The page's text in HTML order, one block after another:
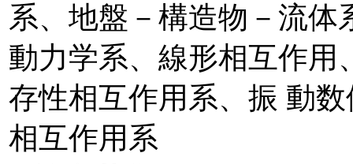
系、地盤－構造物－流
動力学系、線形相互作
存性相互作用系、振 動
相互作用系